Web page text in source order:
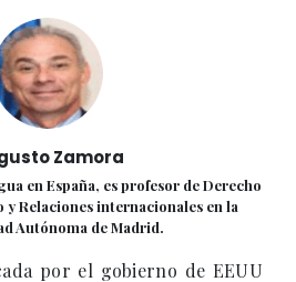
Zamora
en España, es profesor de Derecho
Relaciones internacionales en la
Autónoma de Madrid.
por el gobierno de EEUU